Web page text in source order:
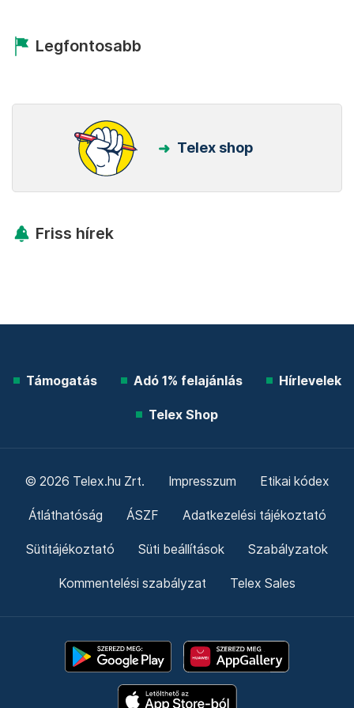
Legfontosabb
Telex shop
Friss hírek
Támogatás Adó 1% felajánlás Hírlevelek
Telex Shop
© 2026 Telex.hu Zrt. Impresszum Etikai kódex
Átláthatóság ÁSZF Adatkezelési tájékoztató
Sütitájékoztató Süti beállítások Szabályzatok
Kommentelési szabályzat Telex Sales